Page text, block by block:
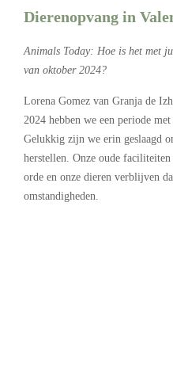
Dierenopvang in
Animals Today: Hoe is het met
van oktober 2024?
Lorena Gomez van Granja de
2024 hebben we een periode
Gelukkig zijn we erin geslaagd
herstellen. Onze oude
orde en onze dieren verblijven
omstandigheden.